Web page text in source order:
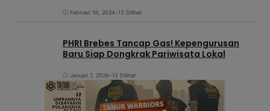
Februari 19, 2024•13 Dilihat
PHRI Brebes Tancap Gas! Kepengurusan
Baru Siap Dongkrak Pariwisata Lokal
Januari 7, 2026•13 Dilihat